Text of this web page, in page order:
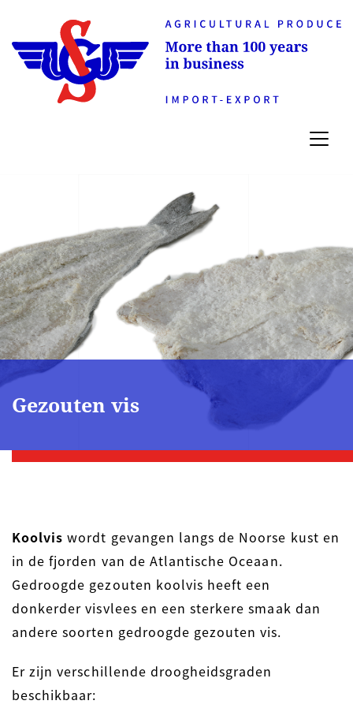
Gezouten vis
Koolvis wordt gevangen langs de Noorse kust en
in de fjorden van de Atlantische Oceaan.
Gedroogde gezouten koolvis heeft een
donkerder visvlees en een sterkere smaak dan
andere soorten gedroogde gezouten vis.
Er zijn verschillende droogheidsgraden
beschikbaar: